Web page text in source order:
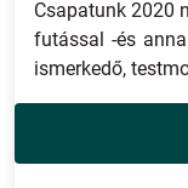
Csapatunk 2020
futással -és
ismerkedő,